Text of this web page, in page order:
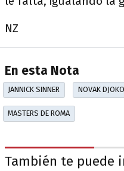
NZ
En esta Nota
JANNICK SINNER NOVAK
MASTERS DE ROMA
También te puede